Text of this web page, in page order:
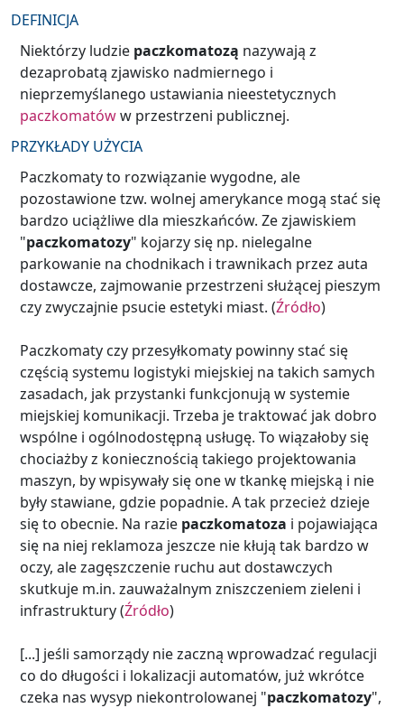
DEFINICJA
Niektórzy ludzie paczkomatozą nazywają z
dezaprobatą zjawisko nadmiernego i
nieprzemyślanego ustawiania nieestetycznych
paczkomatóww przestrzeni publicznej.
PRZYKŁADY UŻYCIA
Paczkomaty to rozwiązanie wygodne, ale
pozostawione tzw. wolnej amerykance mogą stać się
bardzo uciążliwe dla mieszkańców. Ze zjawiskiem
"paczkomatozy" kojarzy się np. nielegalne
parkowanie na chodnikach i trawnikach przez auta
dostawcze, zajmowanie przestrzeni służącej pieszym
czy zwyczajnie psucie estetyki miast. (Źródło)
Paczkomaty czy przesyłkomaty powinny stać się
częścią systemu logistyki miejskiej na takich samych
zasadach, jak przystanki funkcjonują w systemie
miejskiej komunikacji. Trzeba je traktować jak dobro
wspólne i ogólnodostępną usługę. To wiązałoby się
chociażby z koniecznością takiego projektowania
maszyn, by wpisywały się one w tkankę miejską i nie
były stawiane, gdzie popadnie. A tak przecież dzieje
się to obecnie. Na razie paczkomatoza i pojawiająca
się na niej reklamoza jeszcze nie kłują tak bardzo w
oczy, ale zagęszczenie ruchu aut dostawczych
skutkuje m.in. zauważalnym zniszczeniem zieleni i
infrastruktury (Źródło)
[...] jeśli samorządy nie zaczną wprowadzać regulacji
co do długości i lokalizacji automatów, już wkrótce
czeka nas wysyp niekontrolowanej "paczkomatozy",